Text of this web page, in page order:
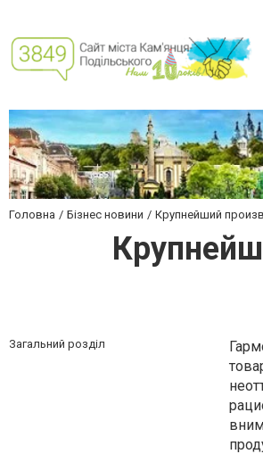
Головна Бізнес новини Крупнейший
Загальний розділ